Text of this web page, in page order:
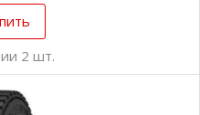
2 шт.